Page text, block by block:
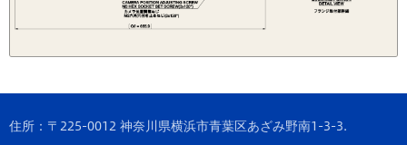
住所：〒225-0012 神奈川県横浜市青葉区あざみ野南1-3-3.